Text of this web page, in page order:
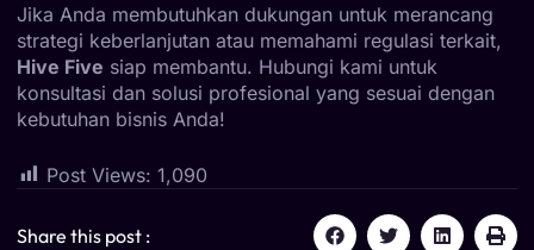
Jika Anda membutuhkan dukungan untuk merancang
strategi keberlanjutan atau memahami regulasi terkait,
Hive Five siap membantu. Hubungi kami untuk
konsultasi dan solusi profesional yang sesuai dengan
kebutuhan bisnis Anda!
Post Views: 1,090
Share this post :